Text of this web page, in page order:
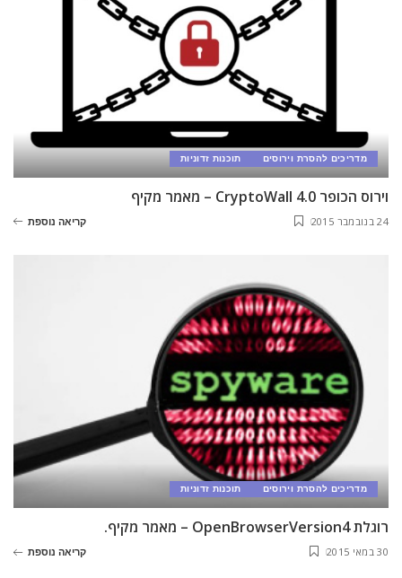
מדריכים להסרת וירוסים תוכנות זדוניות
וירוס הכופר CryptoWall 4.0 – מאמר מקיף
24 בנובמבר 2015 קריאה נוספת
מדריכים להסרת וירוסים תוכנות זדוניות
רוגלת OpenBrowserVersion4 – מאמר מקיף.
30 במאי 2015 קריאה נוספת